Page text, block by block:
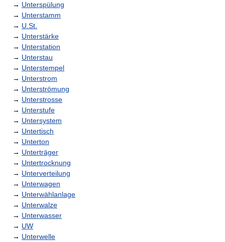
→ Unterspülung
→ Unterstamm
→ U.St.
→ Unterstärke
→ Unterstation
→ Unterstau
→ Unterstempel
→ Unterstrom
→ Unterströmung
→ Unterstrosse
→ Unterstufe
→ Untersystem
→ Untertisch
→ Unterton
→ Unterträger
→ Untertrocknung
→ Unterverteilung
→ Unterwagen
→ Unterwählanlage
→ Unterwalze
→ Unterwasser
→ UW
→ Unterwelle